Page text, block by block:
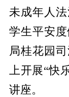
未成年人
学生平安
局桂花园
上开展“快
讲座。